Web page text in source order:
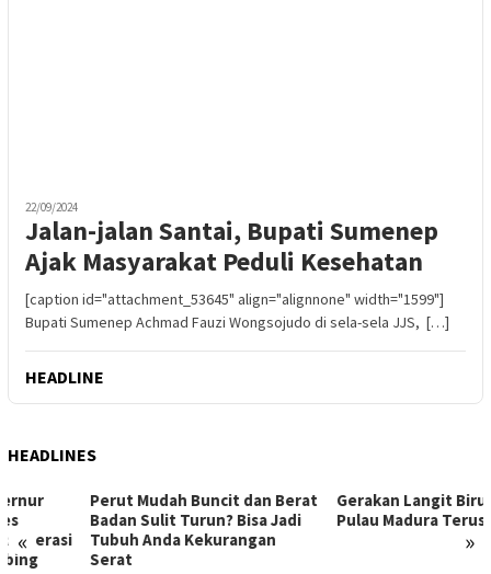
22/09/2024
Jalan-jalan Santai, Bupati Sumenep
Ajak Masyarakat Peduli Kesehatan
[caption id="attachment_53645" align="alignnone" width="1599"]
Bupati Sumenep Achmad Fauzi Wongsojudo di sela-sela JJS, […]
HEADLINE
HEADLINES
« »
Perut Mudah Buncit dan Berat
Badan Sulit Turun? Bisa Jadi
Tubuh Anda Kekurangan
Serat
Gerakan Langit Biru AHY di
Pulau Madura Terus Berlanjut